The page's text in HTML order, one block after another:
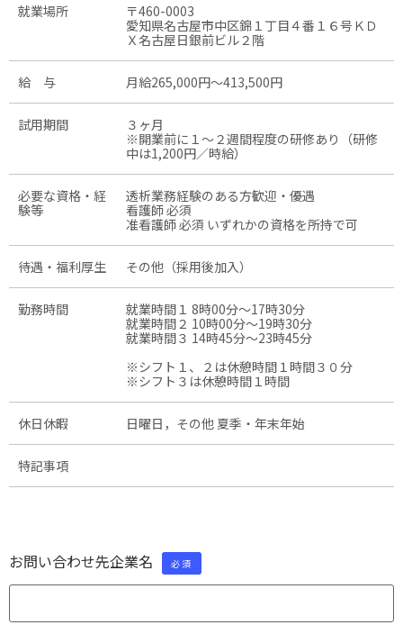
就業場所
〒460-0003
愛知県名古屋市中区錦１丁目４番１６号ＫＤ
Ｘ名古屋日銀前ビル２階
給 与 月給265,000円〜413,500円
試用期間
３ヶ月
※開業前に１～２週間程度の研修あり（研修
中は1,200円／時給）
必要な資格・経
験等
透析業務経験のある方歓迎・優遇
看護師 必須
准看護師 必須 いずれかの資格を所持で可
待遇・福利厚生 その他（採用後加入）
勤務時間
就業時間１ 8時00分〜17時30分
就業時間２ 10時00分〜19時30分
就業時間３ 14時45分〜23時45分
※シフト１、２は休憩時間１時間３０分
※シフト３は休憩時間１時間
休日休暇 日曜日，その他 夏季・年末年始
特記事項
お問い合わせ先企業名 必須